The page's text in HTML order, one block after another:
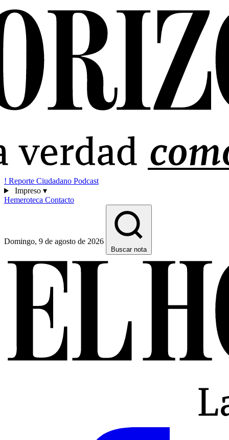
! Reporte Ciudadano Podcast
Impreso ▾
Hemeroteca Contacto
Domingo, 9 de agosto de 2026
Buscar nota